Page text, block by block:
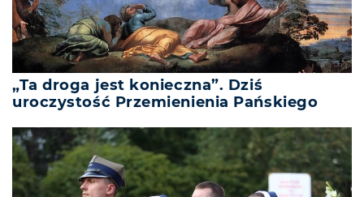
„Ta droga jest konieczna”. Dziś
uroczystość Przemienienia Pańskiego